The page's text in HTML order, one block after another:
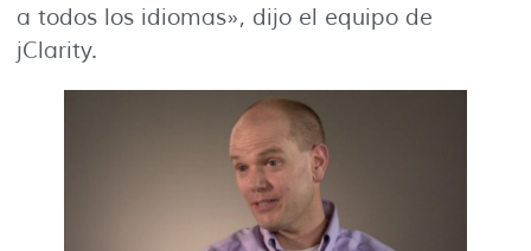
a todos los idiomas», dijo el equipo de
jClarity.